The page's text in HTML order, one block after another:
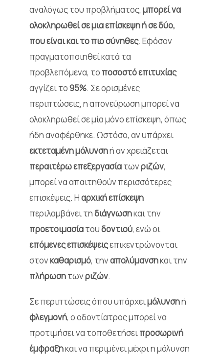
αναλόγως του προβλήματος, μπορεί να
ολοκληρωθεί σε μια επίσκεψη ή σε δύο,
που είναι και το πιο σύνηθες. Εφόσον
πραγματοποιηθεί κατά τα
προβλεπόμενα, το ποσοστό επιτυχίας
αγγίζει το95%. Σε ορισμένες
περιπτώσεις, η απονεύρωση μπορεί να
ολοκληρωθεί σε μία μόνο επίσκεψη, όπως
ήδη αναφέρθηκε. Ωστόσο, αν υπάρχει
εκτεταμένη μόλυνσηή αν χρειάζεται
περαιτέρω επεξεργασίατωνριζών,
μπορεί να απαιτηθούν περισσότερες
επισκέψεις. Ηαρχική επίσκεψη
περιλαμβάνει τηδιάγνωσηκαι την
προετοιμασίατουδοντιού, ενώ οι
επόμενες επισκέψειςεπικεντρώνονται
στονκαθαρισμό, τηναπολύμανσηκαι την
πλήρωσητωνριζών.
Σε περιπτώσεις όπου υπάρχειμόλυνσηή
φλεγμονή, ο οδοντίατρος μπορεί να
προτιμήσει να τοποθετήσειπροσωρινή
έμφραξηκαι να περιμένει μέχρι η μόλυνση